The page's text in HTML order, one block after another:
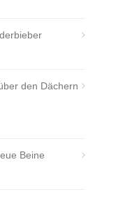
den Dächern
Beine